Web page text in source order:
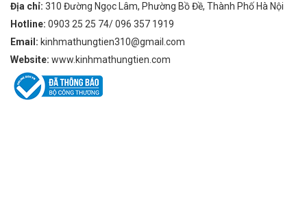
Địa chỉ: 310 Đường Ngọc Lâm, Phường Bồ Đề, Thành Phố Hà Nội
Hotline: 0903 25 25 74/ 096 357 1919
Email: kinhmathungtien310@gmail.com
Website: www.kinhmathungtien.com